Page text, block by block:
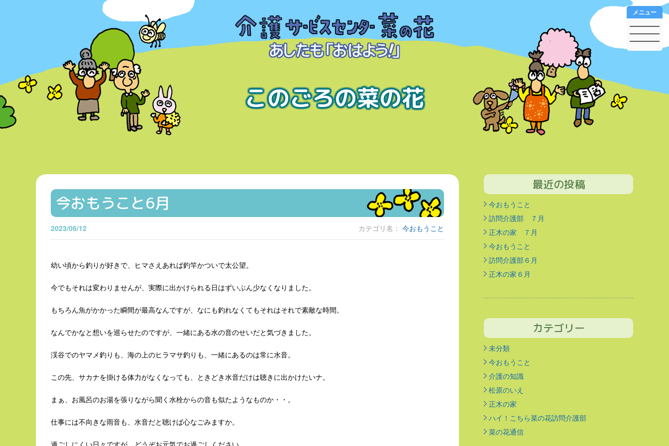
このごろの菜の花
メニュー
今おもうこと6月
2023/06/12 カテゴリ名： 今おもうこと
幼い頃から釣りが好きで、ヒマさえあれば釣竿かついで太公望。
今でもそれは変わりませんが、実際に出かけられる日はずいぶん少なくなりました。
もちろん魚がかかった瞬間が最高なんですが、なにも釣れなくてもそれはそれで素敵な時間。
なんでかなと想いを巡らせたのですが、一緒にある水の音のせいだと気づきました。
渓谷でのヤマメ釣りも、海の上のヒラマサ釣りも、一緒にあるのは常に水音。
この先、サカナを掛ける体力がなくなっても、ときどき水音だけは聴きに出かけたいナ。
まぁ、お風呂のお湯を張りながら聞く水栓からの音も似たようなものか・・。
仕事には不向きな雨音も、水音だと聴けば心なごみますか。
過ごしにくい日々ですが、どうぞお元気でお過ごしください。
最近の投稿
今おもうこと
訪問介護部 ７月
正木の家 ７月
今おもうこと
訪問介護部６月
正木の家６月
カテゴリー
未分類
今おもうこと
介護の知識
松原のいえ
正木の家
ハイ！こちら菜の花訪問介護部
菜の花通信